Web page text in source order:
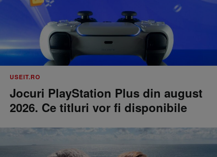
USEIT.RO
Jocuri PlayStation Plus din august
2026. Ce titluri vor fi disponibile